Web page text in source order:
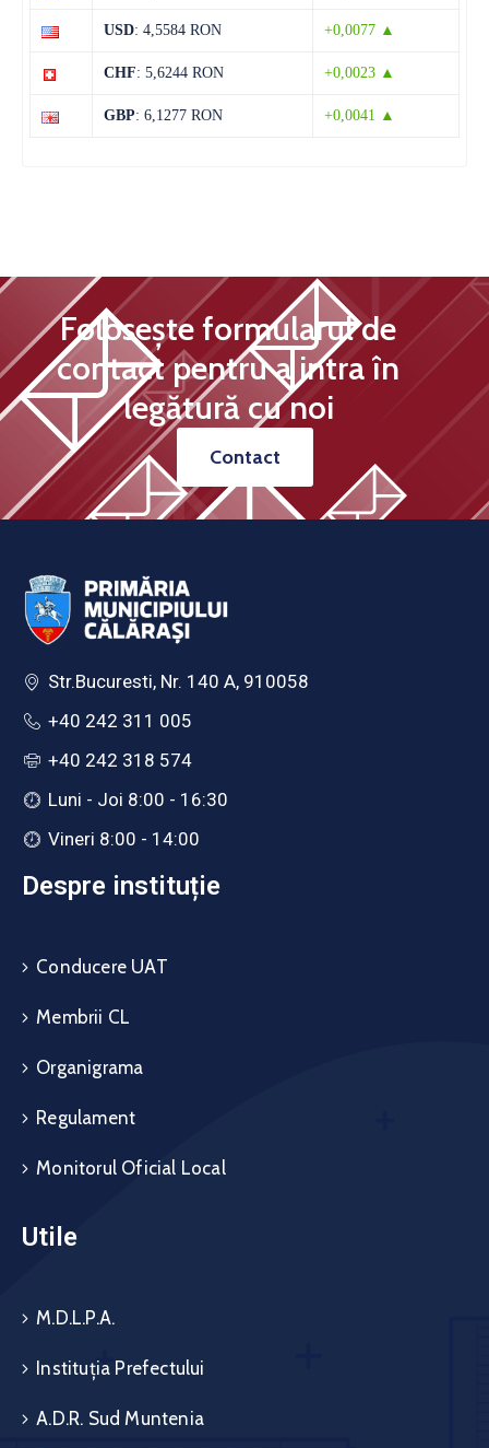
Vineri
15 august
USD: 4,5584 RON +0,0077 ▲
CHF: 5,6244 RON +0,0023 ▲
GBP: 6,1277 RON +0,0041 ▲
Folosește formularul de
contact pentru a intra în
legătură cu noi
Contact
Str.Bucuresti, Nr. 140 A, 910058
+40 242 311 005
+40 242 318 574
Luni - Joi 8:00 - 16:30
Vineri 8:00 - 14:00
Despre instituție
Conducere UAT
Membrii CL
Organigrama
Regulament
Monitorul Oficial Local
Utile
M.D.L.P.A.
Instituția Prefectului
A.D.R. Sud Muntenia